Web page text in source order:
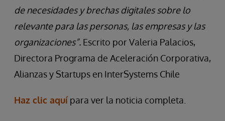
de necesidades y brechas digitales sobre lo
relevante para las personas, las empresas y las
organizaciones”. Escrito por Valeria Palacios,
Directora Programa de Aceleración Corporativa,
Alianzas y Startups en InterSystems Chile
Haz clic aquípara ver la noticia completa.